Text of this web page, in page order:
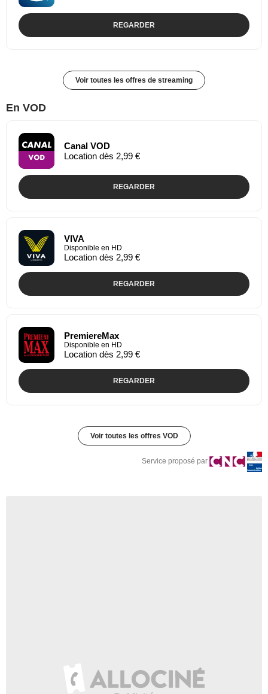
REGARDER
Voir toutes les offres de streaming
En VOD
Canal VOD
Location dès 2,99 €
REGARDER
VIVA
Disponible en HD
Location dès 2,99 €
REGARDER
PremiereMax
Disponible en HD
Location dès 2,99 €
REGARDER
Voir toutes les offres VOD
Service proposé par